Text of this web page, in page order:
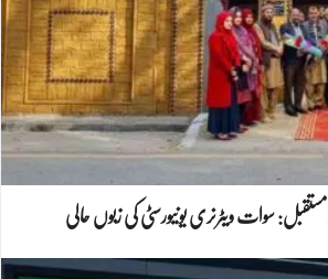
سوات ویٹرنری یونیورسٹی کی زبوں حالی